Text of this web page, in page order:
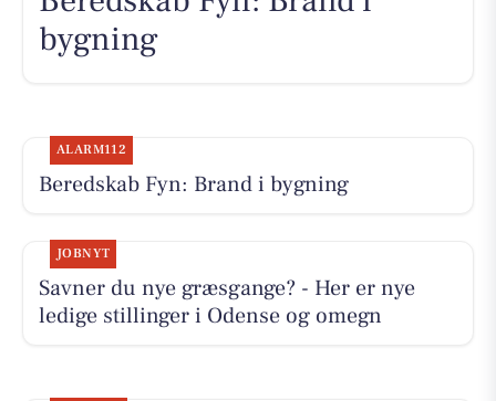
bygning
ALARM112
Beredskab Fyn: Brand i bygning
JOBNYT
Savner du nye græsgange? - Her er nye
ledige stillinger i Odense og omegn